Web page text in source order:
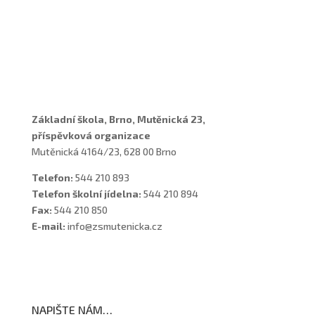
Základní škola, Brno, Mutěnická 23,
příspěvková organizace
Mutěnická 4164/23, 628 00 Brno
Telefon: 544 210 893
Telefon školní jídelna: 544 210 894
Fax: 544 210 850
E-mail: info@zsmutenicka.cz
NAPIŠTE NÁM…